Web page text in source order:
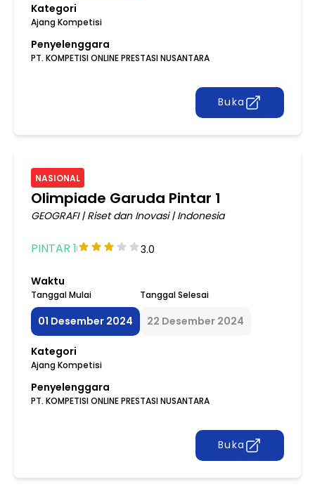
Kategori
Ajang Kompetisi
Penyelenggara
PT. KOMPETISI ONLINE PRESTASI NUSANTARA
Buka
NASIONAL
Olimpiade Garuda Pintar 1
GEOGRAFI|Riset dan Inovasi|Indonesia
PINTAR 1 3.0
Waktu
Tanggal Mulai
01 Desember 2024
Tanggal Selesai
22 Desember 2024
Kategori
Ajang Kompetisi
Penyelenggara
PT. KOMPETISI ONLINE PRESTASI NUSANTARA
Buka